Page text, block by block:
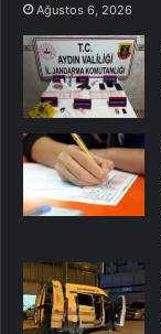
Ağustos 6, 2026